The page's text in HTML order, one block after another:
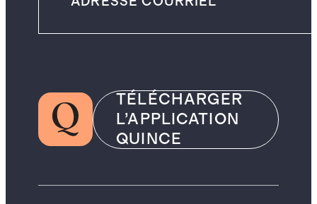
TÉLÉCHARGER
L’APPLICATION
QUINCE